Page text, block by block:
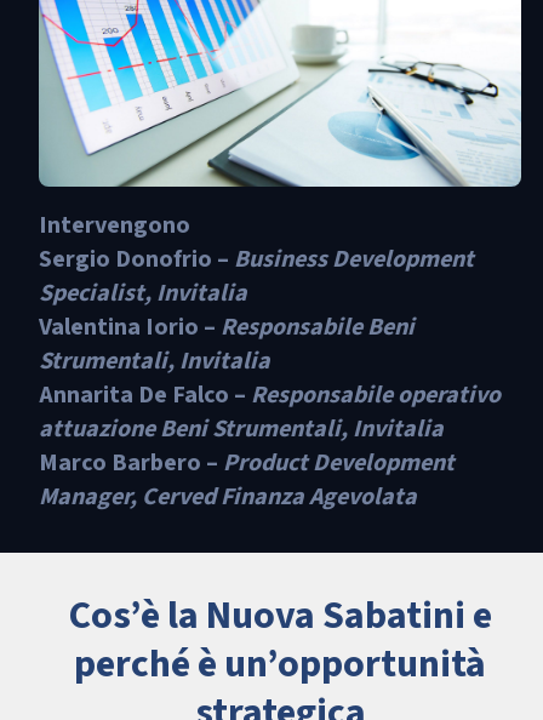
Intervengono
Sergio Donofrio – Business Development
Specialist, Invitalia
Valentina Iorio – Responsabile Beni
Strumentali, Invitalia
Annarita De Falco – Responsabile operativo
attuazione Beni Strumentali, Invitalia
Marco Barbero – Product Development
Manager, Cerved Finanza Agevolata
Cos’è la Nuova Sabatini e
perché è un’opportunità